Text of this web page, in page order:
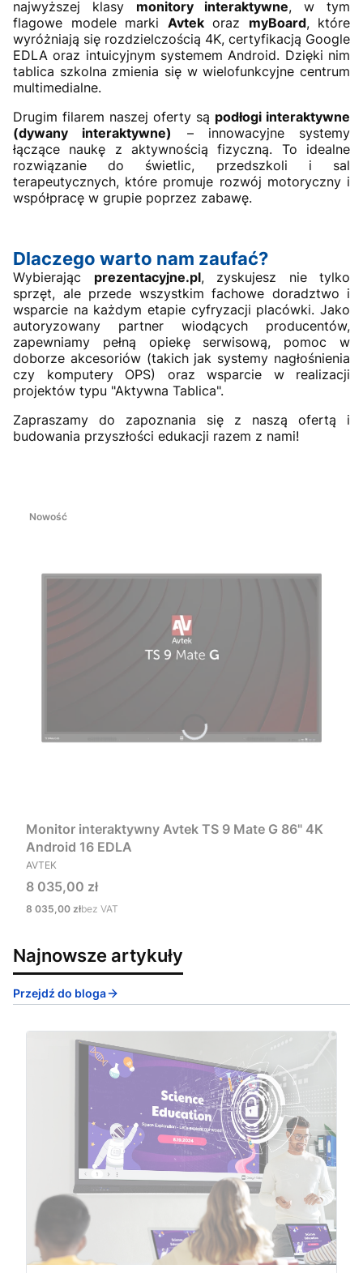
najwyższej klasy monitory interaktywne, w tym
flagowe modele marki Avtekoraz myBoard, które
wyróżniają się rozdzielczością 4K, certyfikacją Google
EDLA oraz intuicyjnym systemem Android. Dzięki nim
tablica szkolna zmienia się w wielofunkcyjne centrum
multimedialne.
Drugim filarem naszej oferty są podłogi interaktywne
(dywany interaktywne)
– innowacyjne systemy
łączące naukę z aktywnością fizyczną. To idealne
rozwiązanie do świetlic, przedszkoli i sal
terapeutycznych, które promuje rozwój motoryczny i
współpracę w grupie poprzez zabawę.
Dlaczego warto nam zaufać?
Wybierając prezentacyjne.pl, zyskujesz nie tylko
sprzęt, ale przede wszystkim fachowe doradztwo i
wsparcie na każdym etapie cyfryzacji placówki. Jako
autoryzowany partner wiodących producentów,
zapewniamy pełną opiekę serwisową, pomoc w
doborze akcesoriów (takich jak systemy nagłośnienia
czy komputery OPS) oraz wsparcie w realizacji
projektów typu "Aktywna Tablica".
Zapraszamy do zapoznania się z naszą ofertą i
budowania przyszłości edukacji razem z nami!
Nowość
Monitor interaktywny Avtek TS 9 Mate G 86" 4K
Android 16 EDLA
PRODUCENT
AVTEK
Cena
8 035,00 zł
Cena
8 035,00 złbez VAT
Najnowsze artykuły
Przejdź do bloga